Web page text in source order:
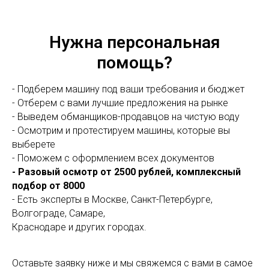
Нужна персональная
помощь?
- Подберем машину под ваши требования и бюджет
- Отберем с вами лучшие предложения на рынке
- Выведем обманщиков-продавцов на чистую воду
- Осмотрим и протестируем машины, которые вы
выберете
- Поможем с оформлением всех документов
- Разовый осмотр от 2500 рублей, комплексный
подбор от 8000
- Есть эксперты в Москве, Санкт-Петербурге,
Волгограде, Самаре,
Краснодаре и других городах.
Оставьте заявку ниже и мы свяжемся с вами в самое